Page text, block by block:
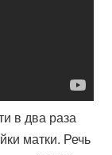
в два раза
матки. Речь